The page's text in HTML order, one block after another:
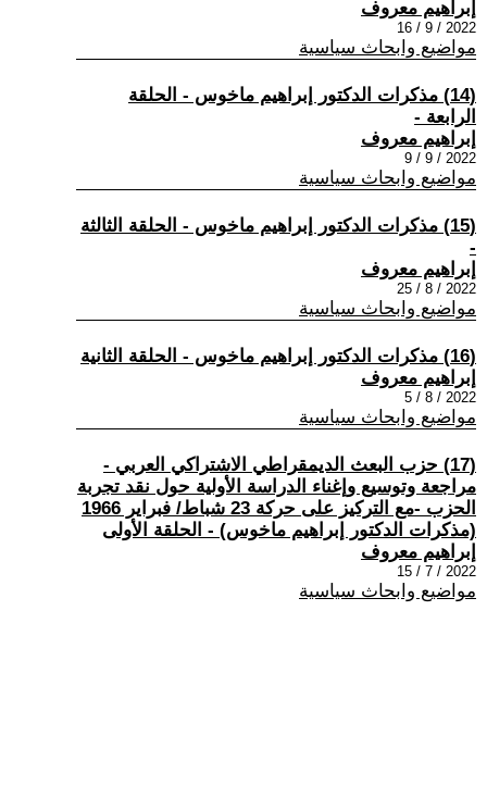
إبراهيم معروف
2022 / 9 / 16
مواضيع وابحاث سياسية
(14) مذكرات الدكتور إبراهيم ماخوس - الحلقة
الرابعة -
إبراهيم معروف
2022 / 9 / 9
مواضيع وابحاث سياسية
(15) مذكرات الدكتور إبراهيم ماخوس - الحلقة الثالثة
-
إبراهيم معروف
2022 / 8 / 25
مواضيع وابحاث سياسية
(16) مذكرات الدكتور إبراهيم ماخوس - الحلقة الثانية
إبراهيم معروف
2022 / 8 / 5
مواضيع وابحاث سياسية
(17) حزب البعث الديمقراطي الاشتراكي العربي -
مراجعة وتوسيع وإغناء الدراسة الأولية حول نقد تجربة
الحزب -مع التركيز على حركة 23 شباط/ فبراير 1966
(مذكرات الدكتور إبراهيم ماخوس) - الحلقة الأولى
إبراهيم معروف
2022 / 7 / 15
مواضيع وابحاث سياسية